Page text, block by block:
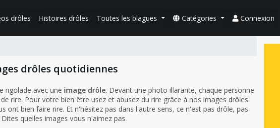
drôles Histoires drôles Toutes les blagues Catégories Connexion
drôles quotidiennes
rigolade avec une image drôle. Devant une photo illarante, chaque personne
rire. Pour votre bien être usez et abusez du rire grâce à nos images drôles.
ont bien faire rire. Et n'hésitez pas dans l'autre sens, ce n'est pas drôle, pas
Dites quelles images vous n'aimez pas.